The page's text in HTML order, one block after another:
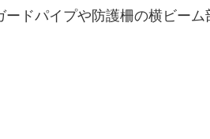
ドパイプや防護柵の横ビー